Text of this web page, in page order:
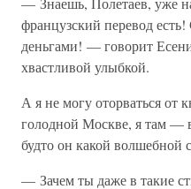
французский перевод
деньгами! — говорит
хвастливой улыбкой.
А я не могу оторваться от
голодной Москве, я там —
будто он какой волшебной
— Зачем ты даже в такие